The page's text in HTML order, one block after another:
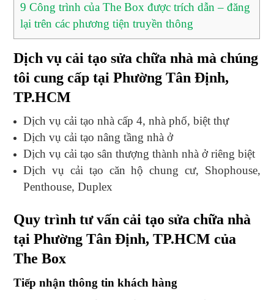
9 Công trình của The Box được trích dẫn – đăng
lại trên các phương tiện truyền thông
Dịch vụ cải tạo sửa chữa nhà mà chúng
tôi cung cấp tại Phường Tân Định,
TP.HCM
Dịch vụ cải tạo nhà cấp 4, nhà phố, biệt thự
Dịch vụ cải tạo nâng tầng nhà ở
Dịch vụ cải tạo sân thượng thành nhà ở riêng biệt
Dịch vụ cải tạo căn hộ chung cư, Shophouse,
Penthouse, Duplex
Quy trình tư vấn cải tạo sửa chữa nhà
tại Phường Tân Định, TP.HCM của
The Box
Tiếp nhận thông tin khách hàng